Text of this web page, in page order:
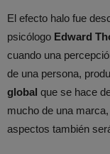
El efecto halo fue
psicólogo Edward
cuando una
de una persona,
global que se hace
mucho de una
aspectos también